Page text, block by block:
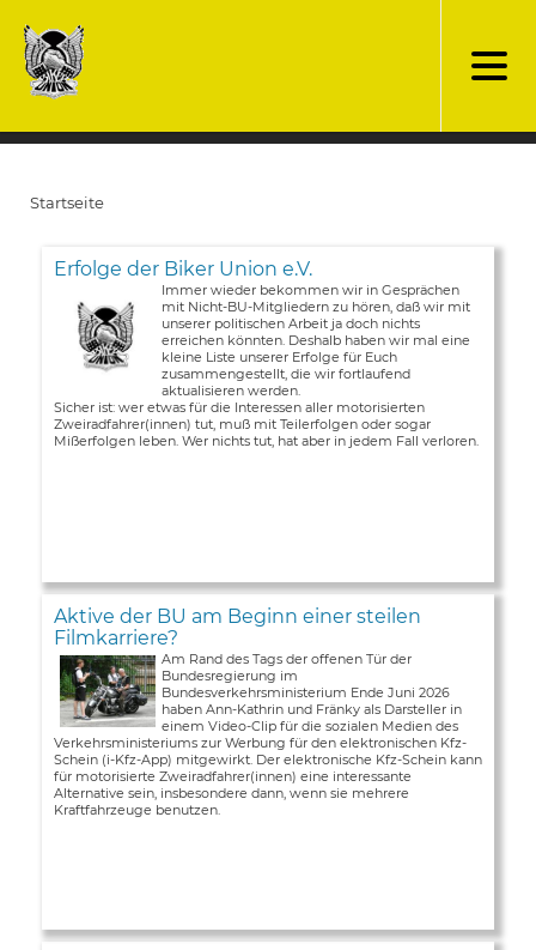
zum
Inhalt
Startseite
Erfolge der Biker Union e.V.
Immer wieder bekommen wir in Gesprächen
mit Nicht-BU-Mitgliedern zu hören, daß wir mit
unserer politischen Arbeit ja doch nichts
erreichen könnten. Deshalb haben wir mal eine
kleine Liste unserer Erfolge für Euch
zusammengestellt, die wir fortlaufend
aktualisieren werden.
Sicher ist: wer etwas für die Interessen aller motorisierten
Zweiradfahrer(innen) tut, muß mit Teilerfolgen oder sogar
Mißerfolgen leben. Wer nichts tut, hat aber in jedem Fall verloren.
Aktive der BU am Beginn einer steilen
Filmkarriere?
Am Rand des Tags der offenen Tür der
Bundesregierung im
Bundesverkehrsministerium Ende Juni 2026
haben Ann-Kathrin und Fränky als Darsteller in
einem Video-Clip für die sozialen Medien des
Verkehrsministeriums zur Werbung für den elektronischen Kfz-
Schein (i-Kfz-App) mitgewirkt. Der elektronische Kfz-Schein kann
für motorisierte Zweiradfahrer(innen) eine interessante
Alternative sein, insbesondere dann, wenn sie mehrere
Kraftfahrzeuge benutzen.